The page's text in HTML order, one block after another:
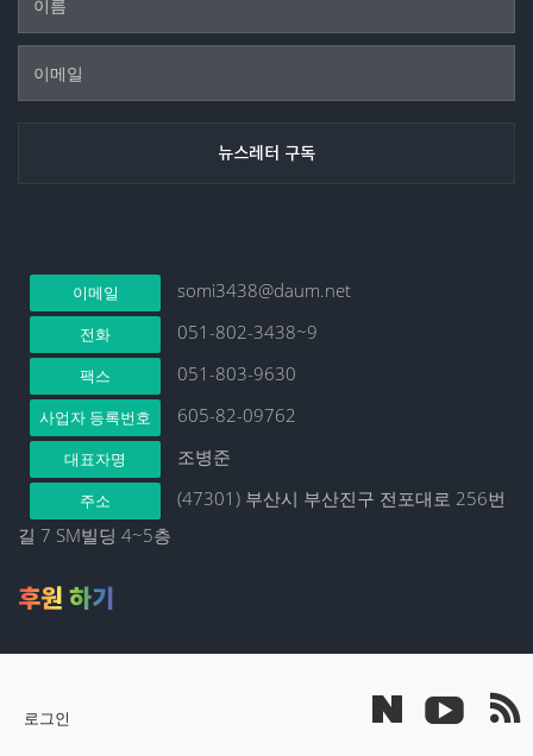
이메일 somi3438@daum.net
전화 051-802-3438~9
팩스 051-803-9630
사업자 등록번호 605-82-09762
대표자명 조병준
주소
(47301) 부산시 부산진구 전포대로 256번
길 7 SM빌딩 4~5층
후원 하기
로그인